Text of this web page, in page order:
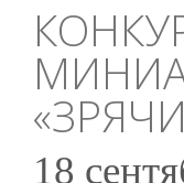
18